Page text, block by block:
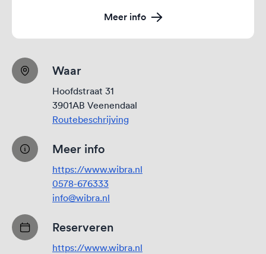
Meer info
Waar
Hoofdstraat 31
3901AB Veenendaal
Routebeschrijving
Meer info
https://www.wibra.nl
0578-676333
info@wibra.nl
Reserveren
https://www.wibra.nl